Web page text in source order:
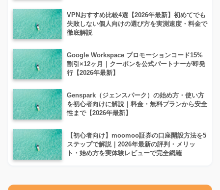
VPNおすすめ比較4選【2026年最新】初めてでも
失敗しない個人向けの選び方を実測速度・料金で
徹底解説
Google Workspace プロモーションコード15%
割引×12ヶ月｜クーポンを公式パートナーが即発
行【2026年最新】
Genspark（ジェンスパーク）の始め方・使い方
を初心者向けに解説｜料金・無料プランから安全
性まで【2026年最新】
【初心者向け】moomoo証券の口座開設方法を5
ステップで解説｜2026年最新の評判・メリッ
ト・始め方を実体験レビューで完全網羅